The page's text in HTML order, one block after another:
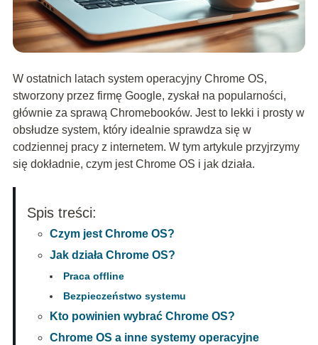
W ostatnich latach system operacyjny Chrome OS,
stworzony przez firmę Google, zyskał na popularności,
głównie za sprawą Chromebooków. Jest to lekki i prosty w
obsłudze system, który idealnie sprawdza się w
codziennej pracy z internetem. W tym artykule przyjrzymy
się dokładnie, czym jest Chrome OS i jak działa.
Spis treści:
Czym jest Chrome OS?
Jak działa Chrome OS?
Praca offline
Bezpieczeństwo systemu
Kto powinien wybrać Chrome OS?
Chrome OS a inne systemy operacyjne